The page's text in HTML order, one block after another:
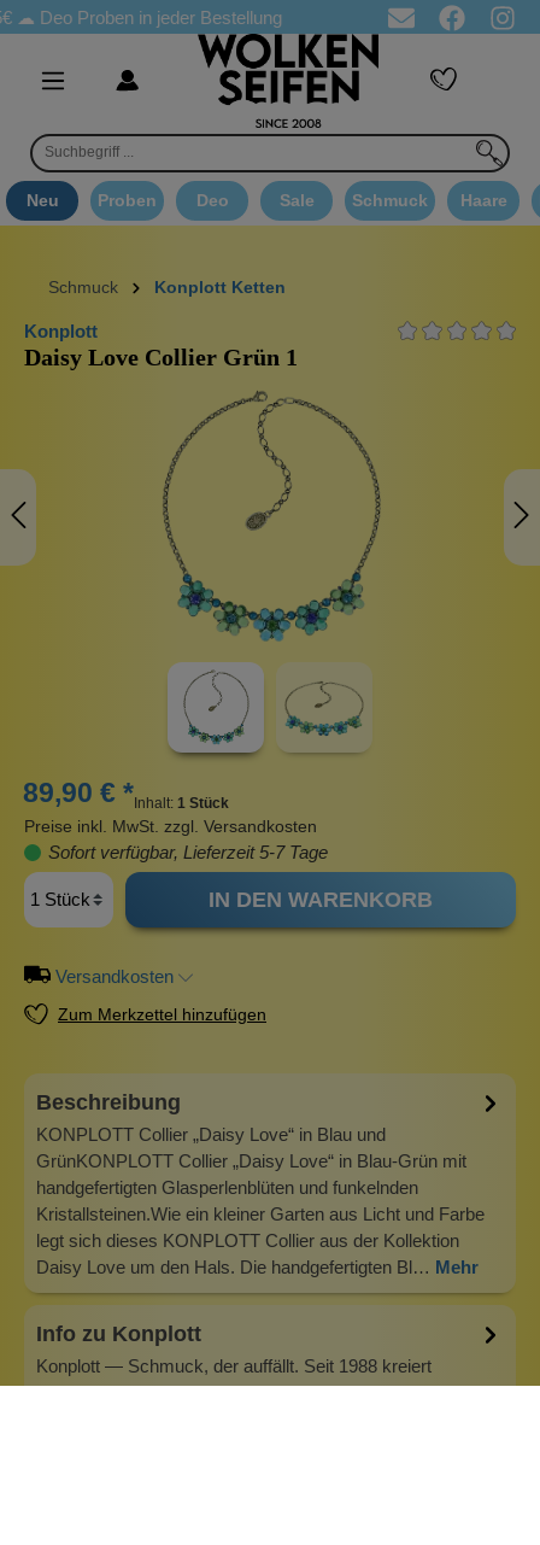
☁ Deo Proben in jeder Bestellung ☁ Goodie Auswahl ab 80€
Neu Proben Deo Sale Schmuck Haare
Schmuck Konplott Ketten
Konplott
Daisy Love Collier Grün 1
89,90 € * Inhalt: 1 Stück
Preise inkl. MwSt. zzgl. Versandkosten
Sofort verfügbar, Lieferzeit 5-7 Tage
IN DEN WARENKORB
Versandkosten
Zum Merkzettel hinzufügen
Beschreibung
KONPLOTT Collier „Daisy Love“ in Blau und
GrünKONPLOTT Collier „Daisy Love“ in Blau-Grün mit
handgefertigten Glasperlenblüten und funkelnden
Kristallsteinen.Wie ein kleiner Garten aus Licht und Farbe
legt sich dieses KONPLOTT Collier aus der Kollektion
Daisy Love um den Hals. Die handgefertigten Bl… Mehr
Info zu Konplott
Konplott — Schmuck, der auffällt. Seit 1988 kreiert
Designerin Miranda Konstantinidou von Luxemburg aus